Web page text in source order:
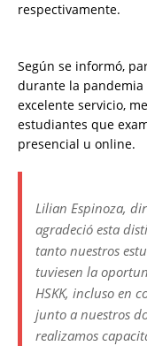
respectivamente.
Según se informó,
durante la pandemia
excelente servicio,
estudiantes que
presencial u online.
Lilian Espinoza,
agradeció esta
tanto nuestros
tuviesen la
HSKK, incluso en
junto a nuestros
realizamos